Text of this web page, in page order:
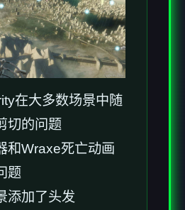
在大多数场景中随
切的问题
和Wraxe死亡动画
题
添加了头发